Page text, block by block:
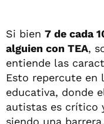
Si bien 7 de cada
alguien con TEA,
entiende las
Esto repercute en
educativa, donde
autistas es crítico
siendo una